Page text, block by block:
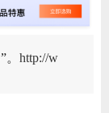
。http://w